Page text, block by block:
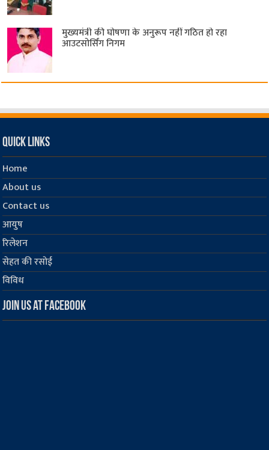
मुख्यमंत्री की घोषणा के अनुरूप नहीं गठित हो रहा
आउटसोर्सिंग निगम
Quick Links
Home
About us
Contact us
आयुष
रिलेशन
सेहत की रसोई
विविध
Join us at Facebook